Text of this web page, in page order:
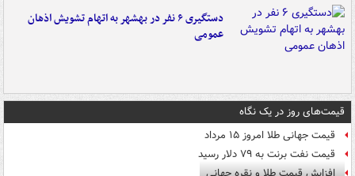
دستگیری ۶ نفر در بهشهر به اتهام تشویش اذهان
عمومی
قیمت‌های روز در یک نگاه
قیمت جهانی طلا امروز ۱۵ مرداد
قیمت نفت برنت به ۷۹ دلار رسید